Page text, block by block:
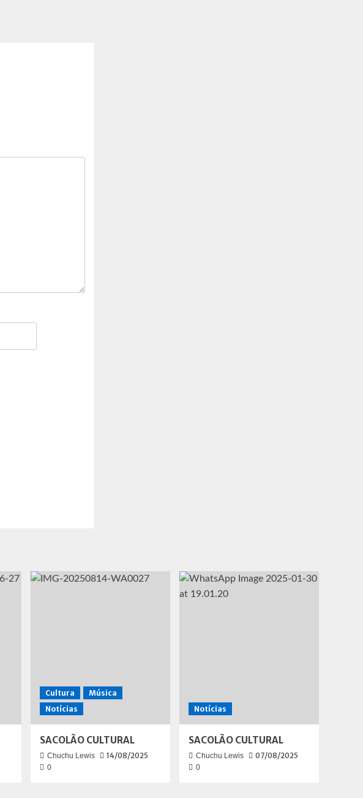
Cultura
Música
Notícias
SACOLÃO CULTURAL
Chuchu Lewis 14/08/2025
0
Notícias
SACOLÃO CULTURAL
Chuchu Lewis 07/08/2025
0